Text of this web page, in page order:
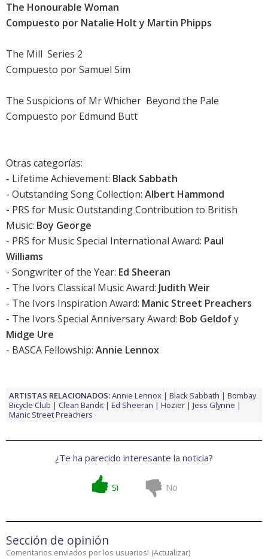
The Honourable Woman
Compuesto por Natalie Holt y Martin Phipps
The Mill  Series 2
Compuesto por Samuel Sim
The Suspicions of Mr Whicher  Beyond the Pale
Compuesto por Edmund Butt
Otras categorías:
- Lifetime Achievement: Black Sabbath
- Outstanding Song Collection: Albert Hammond
- PRS for Music Outstanding Contribution to British
Music: Boy George
- PRS for Music Special International Award: Paul
Williams
- Songwriter of the Year: Ed Sheeran
- The Ivors Classical Music Award: Judith Weir
- The Ivors Inspiration Award: Manic Street Preachers
- The Ivors Special Anniversary Award: Bob Geldofy
Midge Ure
- BASCA Fellowship: Annie Lennox
ARTISTAS RELACIONADOS:Annie Lennox Black Sabbath
Bombay
Bicycle Club
Clean Bandit Ed Sheeran Hozier
Jess Glynne
Manic Street Preachers
¿Te ha parecido interesante la noticia?
Si No
Sección de opinión
Comentarios enviados por los usuarios! (Actualizar)